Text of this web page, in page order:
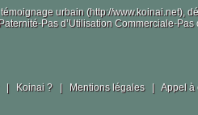
urbain (http://www.koinai.net),
Pas d’Utilisation Commerciale-
| Koinai ? | Mentions légales | Appel à